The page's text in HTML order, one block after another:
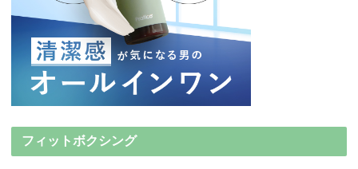
フィットボクシング